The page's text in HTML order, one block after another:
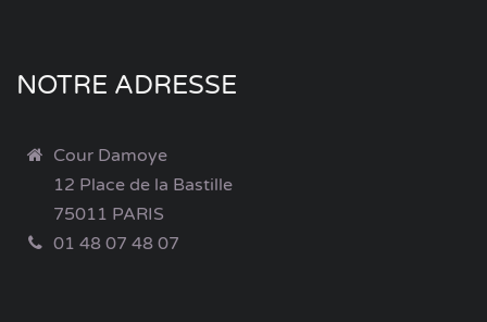
NOTRE ADRESSE
Cour Damoye
12 Place de la Bastille
75011 PARIS
01 48 07 48 07